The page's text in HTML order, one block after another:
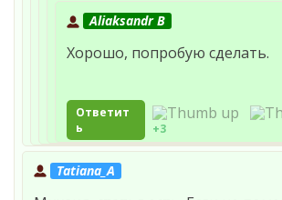
Aliaksandr B
Хорошо, попробую сделать.
Ответит
ь
+3
Tatiana_A